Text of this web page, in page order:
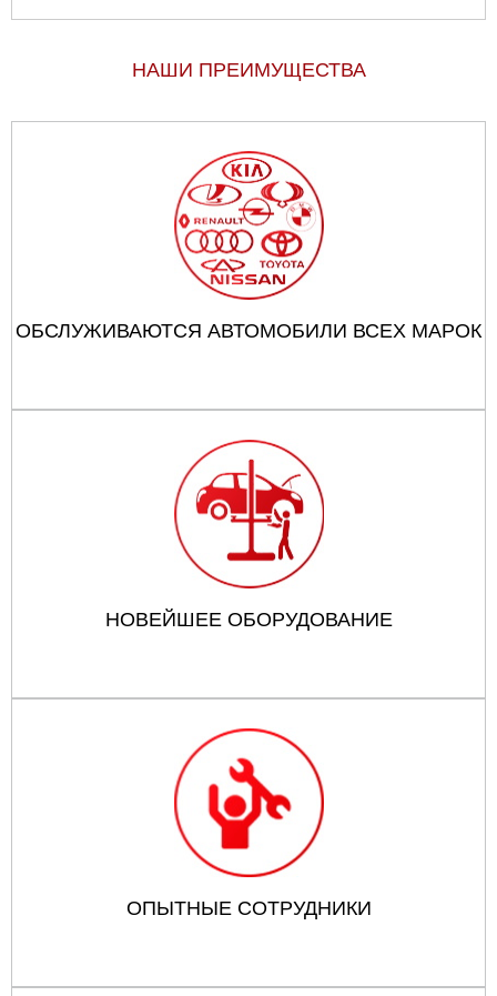
НАШИ ПРЕИМУЩЕСТВА
ОБСЛУЖИВАЮТСЯ АВТОМОБИЛИ ВСЕХ МАРОК
НОВЕЙШЕЕ ОБОРУДОВАНИЕ
ОПЫТНЫЕ СОТРУДНИКИ